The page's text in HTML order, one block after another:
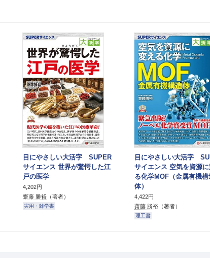
目にやさしい大活字 SUPER
サイエンス 世界が驚愕した江
戸の医学
4,202円
齋藤 勝裕 （著者）
実用・雑学書
目にやさしい大活字
サイエンス 空気を資源に
る化学MOF（金属有機構
体）
4,422円
齋藤 勝裕 （著者）
理工書